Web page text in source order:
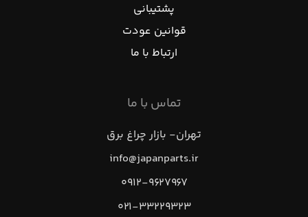
پشتیبانی
قوانین عودت
ارتباط با ما
تماس با ما
تهران- بازار چراغ برق
info@japanparts.ir
۰۹۱۲-۹۶۲۷۹۶۷
۰۲۱-۳۳۲۲۹۳۲۳